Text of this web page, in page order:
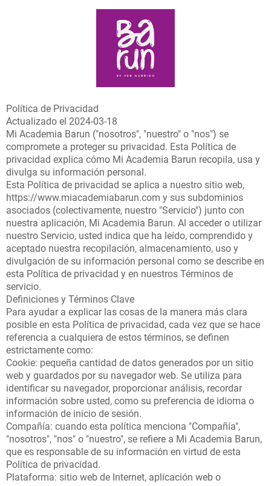
Política de Privacidad
Actualizado el 2024-03-18
Mi Academia Barun ("nosotros", "nuestro" o "nos") se
compromete a proteger su privacidad. Esta Política de
privacidad explica cómo Mi Academia Barun recopila, usa y
divulga su información personal.
Esta Política de privacidad se aplica a nuestro sitio web,
https://www.miacademiabarun.com y sus subdominios
asociados (colectivamente, nuestro "Servicio") junto con
nuestra aplicación, Mi Academia Barun. Al acceder o utilizar
nuestro Servicio, usted indica que ha leído, comprendido y
aceptado nuestra recopilación, almacenamiento, uso y
divulgación de su información personal como se describe en
esta Política de privacidad y en nuestros Términos de
servicio.
Definiciones y Términos Clave
Para ayudar a explicar las cosas de la manera más clara
posible en esta Política de privacidad, cada vez que se hace
referencia a cualquiera de estos términos, se definen
estrictamente como:
Cookie: pequeña cantidad de datos generados por un sitio
web y guardados por su navegador web. Se utiliza para
identificar su navegador, proporcionar análisis, recordar
información sobre usted, como su preferencia de idioma o
información de inicio de sesión.
Compañía: cuando esta política menciona "Compañía",
"nosotros", "nos" o "nuestro", se refiere a Mi Academia Barun,
que es responsable de su información en virtud de esta
Política de privacidad.
Plataforma: sitio web de Internet, aplicación web o